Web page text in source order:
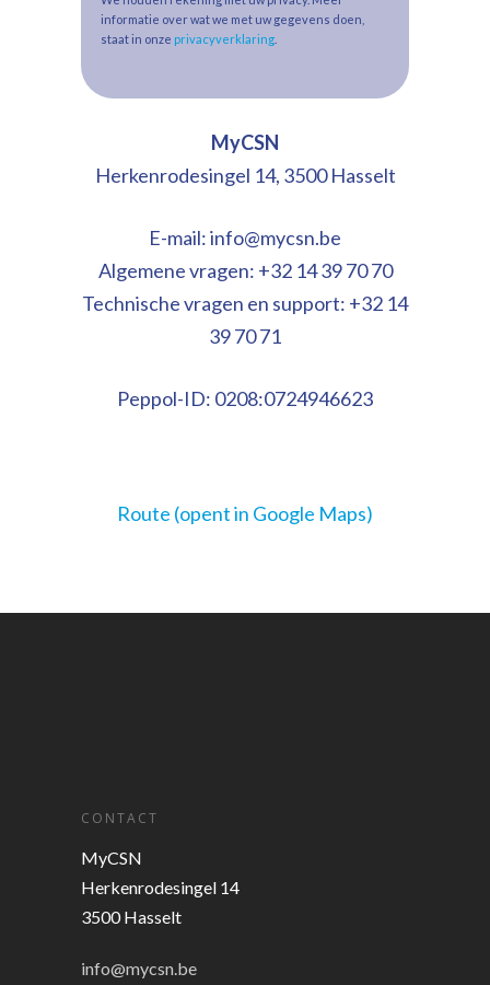
informatie over wat we met uw gegevens doen,
staat in onze privacyverklaring
MyCSN
Herkenrodesingel 14, 3500 Hasselt
E-mail:info@mycsn.be
Algemene vragen: +32 14 39 70 70
Technische vragen en support: +32 14
39 70 71
Peppol-ID: 0208:0724946623
Route (opent in Google Maps)
CONTACT
MyCSN
Herkenrodesingel 14
3500 Hasselt
info@mycsn.be